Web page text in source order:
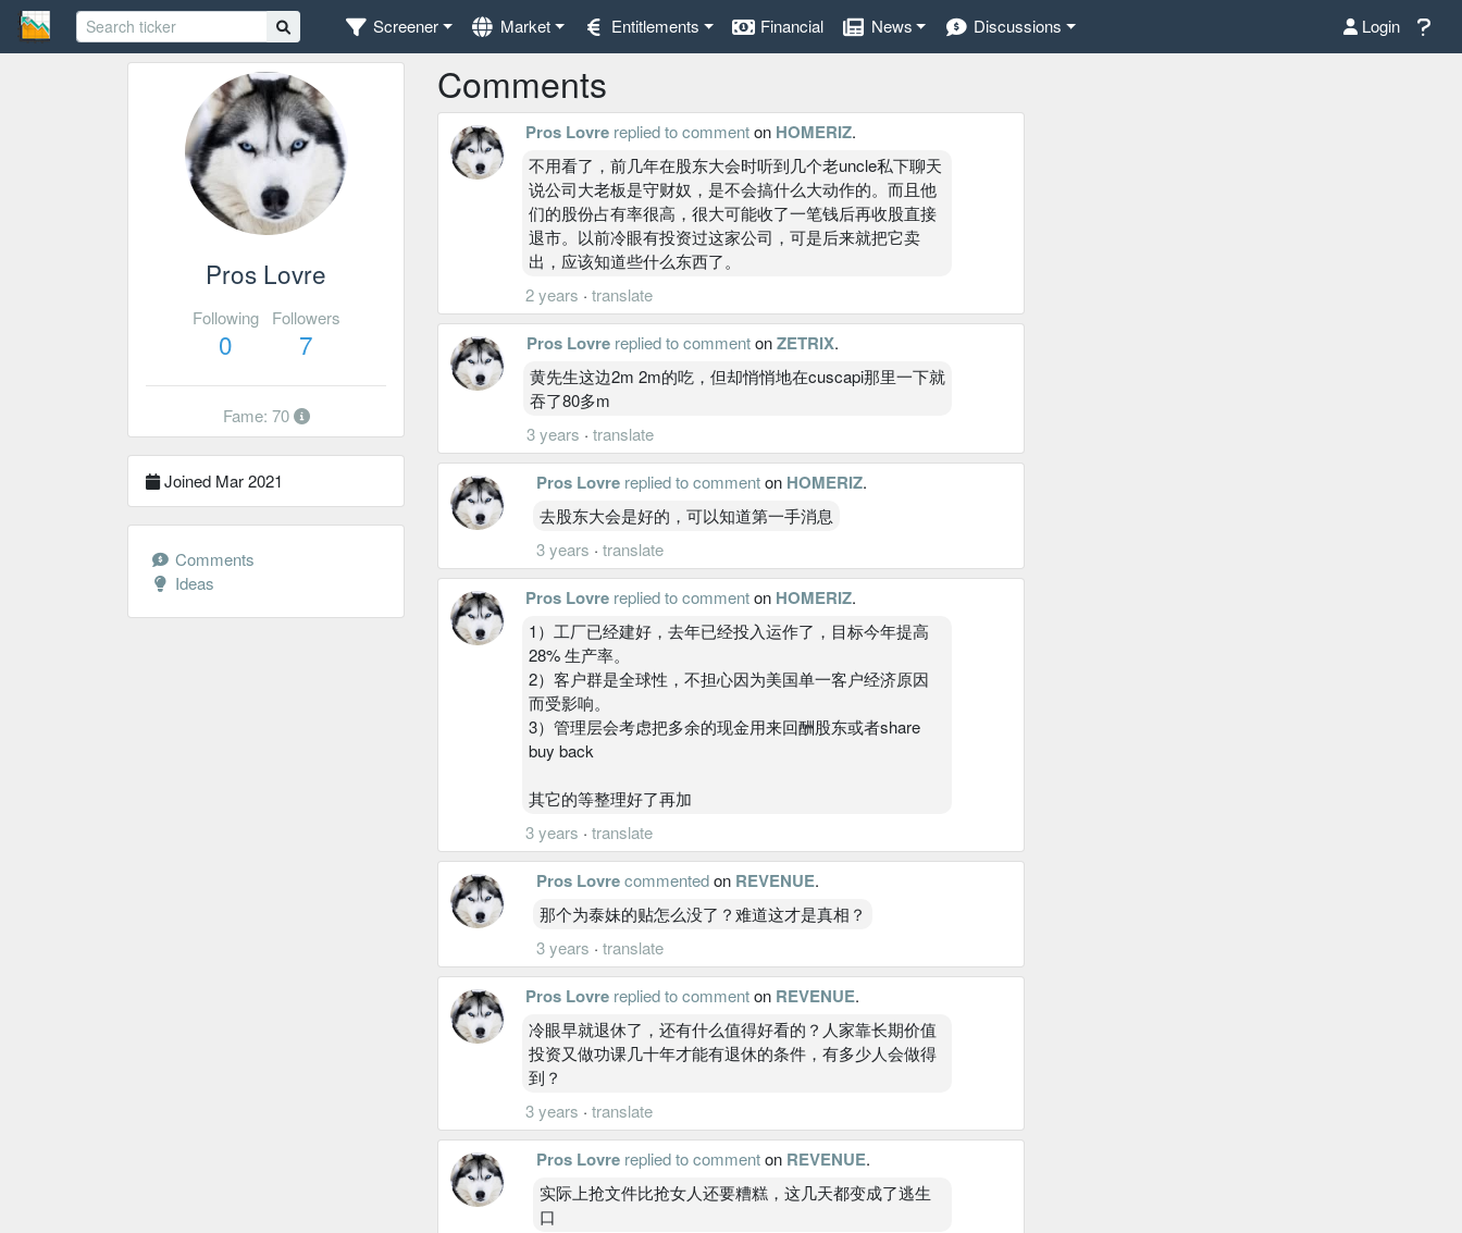
Screener Market Entitlements Financial News Discussions Login
Pros Lovre
Following
0
Followers
7
Fame: 70
Joined Mar 2021
Comments
Ideas
Comments
Pros Lovre replied to commenton HOMERIZ.
不用看了，前几年在股东大会时听到几个老uncle私下聊天
说公司大老板是守财奴，是不会搞什么大动作的。而且他
们的股份占有率很高，很大可能收了一笔钱后再收股直接
退市。以前冷眼有投资过这家公司，可是后来就把它卖
出，应该知道些什么东西了。
2 years · translate
Pros Lovre replied to commentonZETRIX.
黄先生这边2m 2m的吃，但却悄悄地在cuscapi那里一下就
吞了80多m
3 years · translate
Pros Lovre replied to commenton HOMERIZ.
去股东大会是好的，可以知道第一手消息
3 years · translate
Pros Lovre replied to commenton HOMERIZ.
1）工厂已经建好，去年已经投入运作了，目标今年提高
28% 生产率。
2）客户群是全球性，不担心因为美国单一客户经济原因
而受影响。
3）管理层会考虑把多余的现金用来回酬股东或者share
buy back
其它的等整理好了再加
3 years ·translate
Pros Lovrecommentedon REVENUE.
那个为泰妹的贴怎么没了？难道这才是真相？
3 years · translate
Pros Lovre replied to commenton REVENUE.
冷眼早就退休了，还有什么值得好看的？人家靠长期价值
投资又做功课几十年才能有退休的条件，有多少人会做得
到？
3 years · translate
Pros Lovre replied to commenton REVENUE.
实际上抢文件比抢女人还要糟糕，这几天都变成了逃生
口